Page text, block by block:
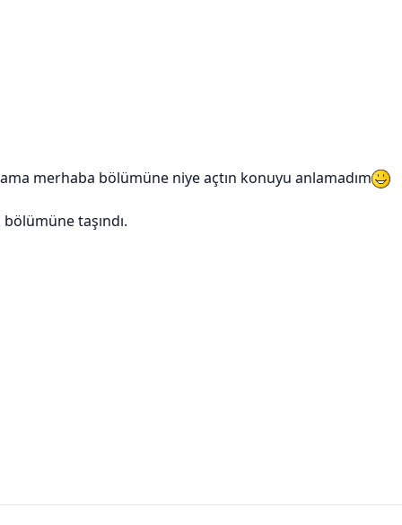
merhaba bölümüne niye açtın konuyu anlamadım
taşındı.